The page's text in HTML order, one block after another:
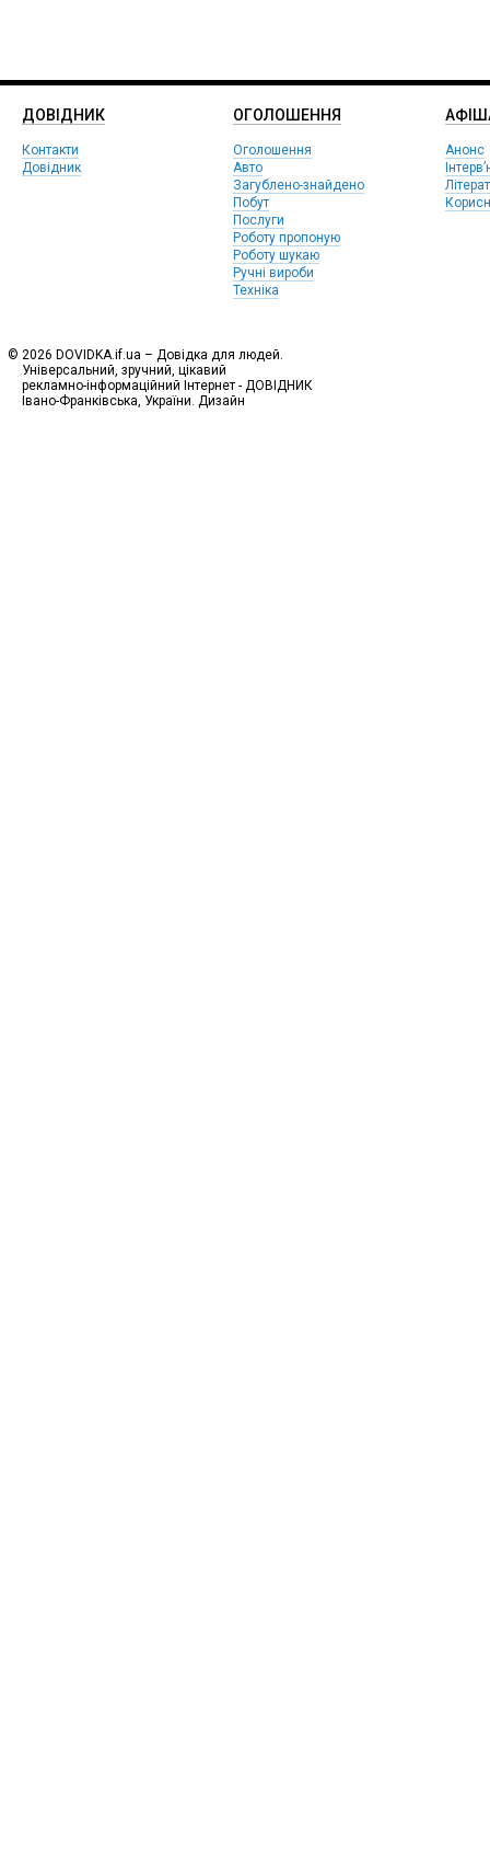
ДОВІДНИК
Контакти
Довідник
ОГОЛОШЕННЯ
Оголошення
Авто
Загублено-знайдено
Побут
Послуги
Роботу пропоную
Роботу шукаю
Ручні вироби
Техніка
Анонс
© 2026 DOVIDKA.if.ua – Довідка для людей.
Універсальний, зручний, цікавий
рекламно-інформаційний Інтернет - ДОВІДНИК
Івано-Франківська, України. Дизайн